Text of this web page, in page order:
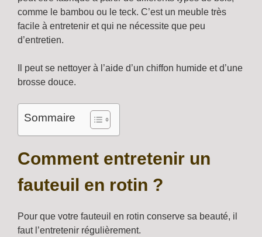
comme le bambou ou le teck. C’est un meuble très
facile à entretenir et qui ne nécessite que peu
d’entretien.
Il peut se nettoyer à l’aide d’un chiffon humide et d’une
brosse douce.
Sommaire
Comment entretenir un
fauteuil en rotin ?
Pour que votre fauteuil en rotin conserve sa beauté, il
faut l’entretenir régulièrement.